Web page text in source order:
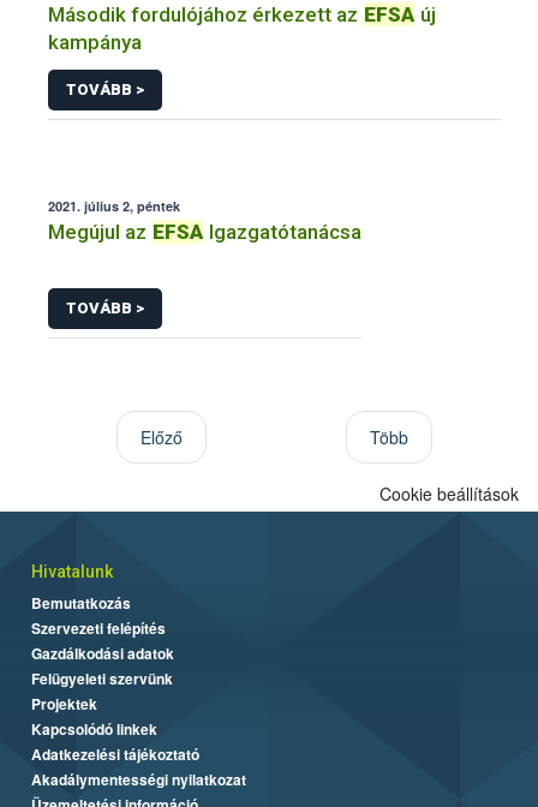
Második fordulójához érkezett az EFSA új
kampánya
TOVÁBB >
2021. július 2, péntek
Megújul az EFSA Igazgatótanácsa
TOVÁBB >
Előző Több
Cookie beállítások
Hivatalunk
Bemutatkozás
Szervezeti felépítés
Gazdálkodási adatok
Felügyeleti szervünk
Projektek
Kapcsolódó linkek
Adatkezelési tájékoztató
Akadálymentességi nyilatkozat